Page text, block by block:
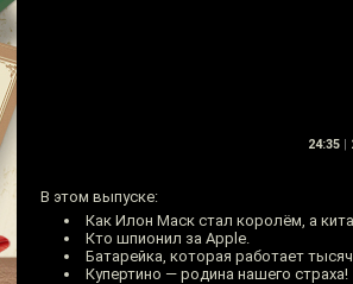
24:35 |
В этом выпуске:
Как Илон Маск стал королём, а
Кто шпионил за Apple.
Батарейка, которая работает
Купертино — родина нашего страха!